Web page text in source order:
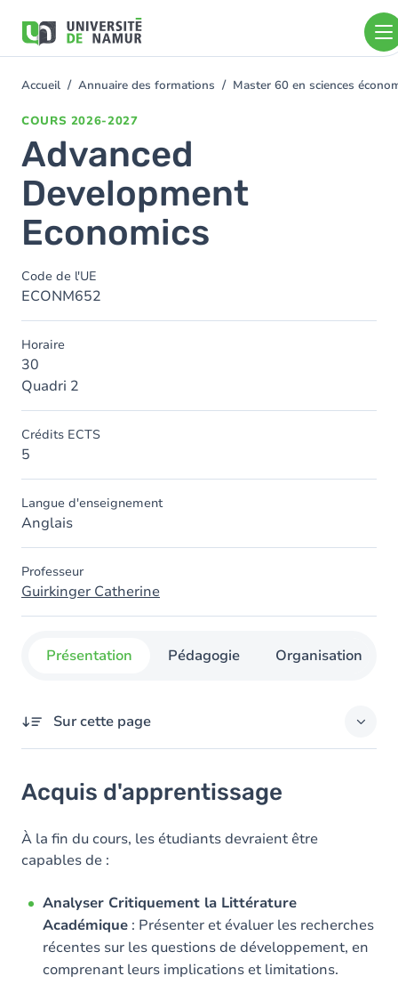
contenu
You
Accueil Annuaire des formations Master 60 en sciences
COURS 2026-2027
Advanced
Development
Economics
Code de l'UE
ECONM652
Horaire
30
Quadri 2
Crédits ECTS
5
Langue d'enseignement
Anglais
Professeur
Guirkinger Catherine
Présentation Pédagogie Organisation
Sur cette page
Objectifs
Contenu
Acquis d'apprentissage
À la fin du cours, les étudiants devraient être
capables de :
Analyser Critiquement la Littérature
Académique : Présenter et évaluer les recherches
récentes sur les questions de développement, en
comprenant leurs implications et limitations.